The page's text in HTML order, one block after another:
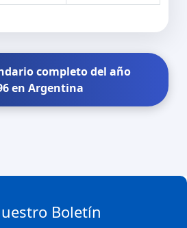
completo del año
en Argentina
Boletín